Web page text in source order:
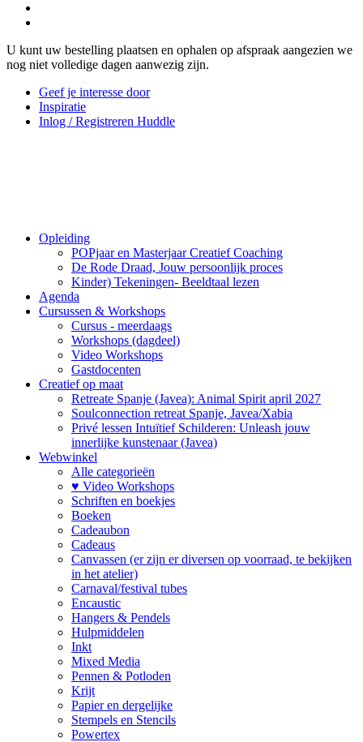
U kunt uw bestelling plaatsen en ophalen op afspraak aangezien we
nog niet volledige dagen aanwezig zijn.
Geef je interesse door
Inspiratie
Inlog / Registreren Huddle
Opleiding
POPjaar en Masterjaar Creatief Coaching
De Rode Draad, Jouw persoonlijk proces
Kinder) Tekeningen- Beeldtaal lezen
Agenda
Cursussen & Workshops
Cursus - meerdaags
Workshops (dagdeel)
Video Workshops
Gastdocenten
Creatief op maat
Retreate Spanje (Javea): Animal Spirit april 2027
Soulconnection retreat Spanje, Javea/Xabia
Privé lessen Intuïtief Schilderen: Unleash jouw
innerlijke kunstenaar (Javea)
Webwinkel
Alle categorieën
♥ Video Workshops
Schriften en boekjes
Boeken
Cadeaubon
Cadeaus
Canvassen (er zijn er diversen op voorraad, te bekijken
in het atelier)
Carnaval/festival tubes
Encaustic
Hangers & Pendels
Hulpmiddelen
Inkt
Mixed Media
Pennen & Potloden
Krijt
Papier en dergelijke
Stempels en Stencils
Powertex